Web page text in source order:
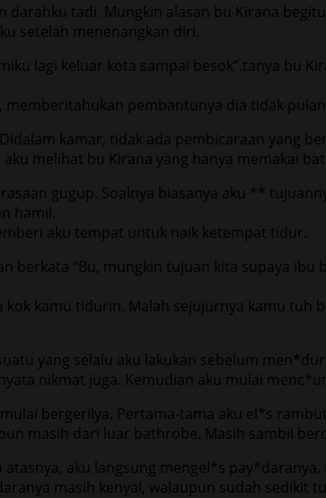
tadi. Mungkin alasan bu Kirana
setelah menenangkan diri.
lagi keluar kota sampai besok”.tanya bu
pembantunya dia tidak
kamar, tidak ada pembicaraan yang
melihat bu Kirana yang hanya
gugup. Soalnya biasanya aku **
hamil.
aku tempat untuk naik ketempat tidur.
berkata “Bu, mungkin tujuan kita supaya
kok kamu tidurin. Malah sejujurnya kamu
yang selalu aku lakukan sebelum
nikmat juga. Kemudian aku mulai
bergerilya. Pertama-tama aku el*s
masih dari luar bathrobe. Masih sambil
aku langsung mengel*s
masih kenyal, walaupun sudah sedikit